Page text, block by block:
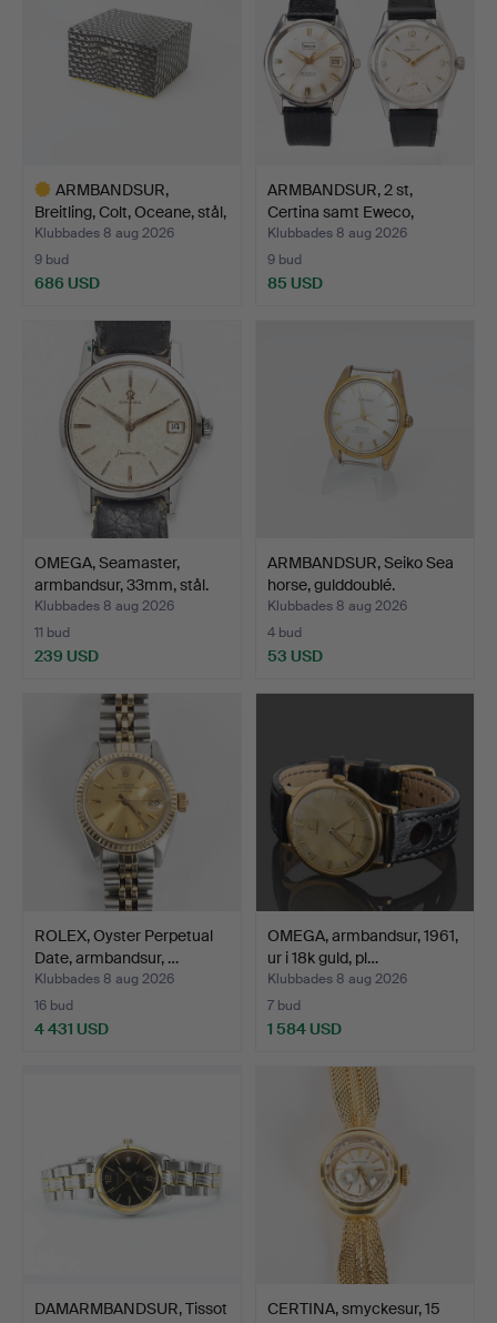
ARMBANDSUR,
Breitling, Colt, Oceane, stål,
…
Klubbades 8 aug 2026
9 bud
686 USD
ARMBANDSUR, 2 st,
Certina samt Eweco,
manu…
Klubbades 8 aug 2026
9 bud
85 USD
OMEGA, Seamaster,
armbandsur, 33mm, stål.
Klubbades 8 aug 2026
11 bud
239 USD
ARMBANDSUR, Seiko Sea
horse, gulddoublé.
Klubbades 8 aug 2026
4 bud
53 USD
ROLEX, Oyster Perpetual
Date, armbandsur, …
Klubbades 8 aug 2026
16 bud
4 431 USD
OMEGA, armbandsur, 1961,
ur i 18k guld, pl…
Klubbades 8 aug 2026
7 bud
1 584 USD
DAMARMBANDSUR, Tissot
CERTINA, smyckesur, 15